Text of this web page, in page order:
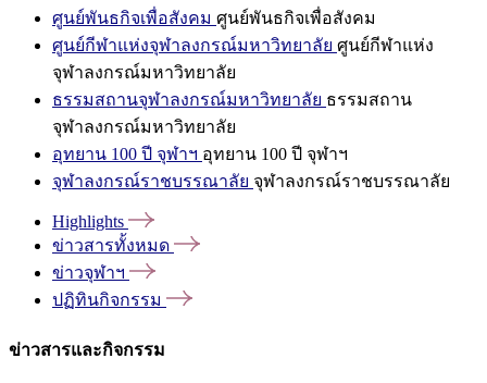
ศูนย์พันธกิจเพื่อสังคม ศูนย์พันธกิจเพื่อสังคม
ศูนย์กีฬาแห่งจุฬาลงกรณ์มหาวิทยาลัย ศูนย์กีฬาแห่ง
จุฬาลงกรณ์มหาวิทยาลัย
ธรรมสถานจุฬาลงกรณ์มหาวิทยาลัย ธรรมสถาน
จุฬาลงกรณ์มหาวิทยาลัย
อุทยาน 100 ปี จุฬาฯ อุทยาน 100 ปี จุฬาฯ
จุฬาลงกรณ์ราชบรรณาลัย จุฬาลงกรณ์ราชบรรณาลัย
Highlights
ข่าวสารทั้งหมด
ข่าวจุฬาฯ
ปฏิทินกิจกรรม
ข่าวสารและกิจกรรม